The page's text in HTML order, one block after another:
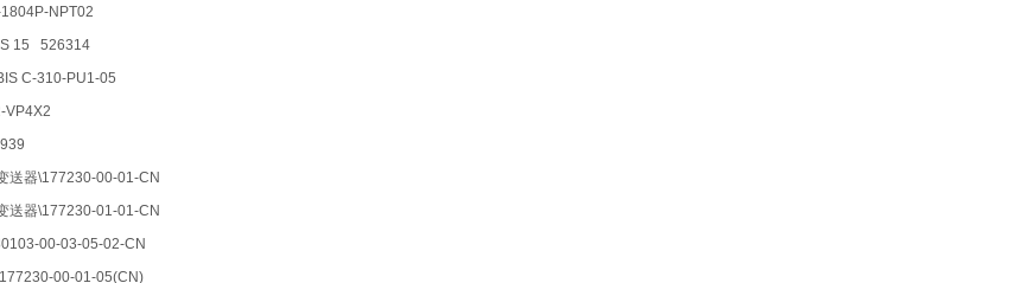
NPT02
S 15 526314
C-310-PU1-05
VP4X2
送器\177230-00-01-CN
送器\177230-01-01-CN
00-03-05-02-CN
00-01-05(CN)